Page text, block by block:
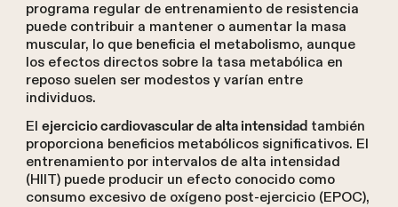
programa regular de entrenamiento de resistencia
puede contribuir a mantener o aumentar la masa
muscular, lo que beneficia el metabolismo, aunque
los efectos directos sobre la tasa metabólica en
reposo suelen ser modestos y varían entre
individuos.
El ejercicio cardiovascular de alta intensidadtambién
proporciona beneficios metabólicos significativos. El
entrenamiento por intervalos de alta intensidad
(HIIT) puede producir un efecto conocido como
consumo excesivo de oxígeno post-ejercicio (EPOC),